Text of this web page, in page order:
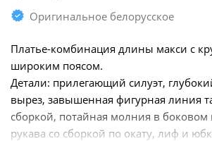
Оригинальное белорусское
Платье-комбинация длины макси с
широким поясом.
Детали: прилегающий силуэт,
вырез, завышенная фигурная линия
сборкой, потайная молния в боковом
рукава со сборкой по окату, лиф и